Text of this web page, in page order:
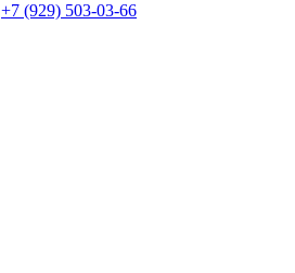
+7 (929) 503-03-66